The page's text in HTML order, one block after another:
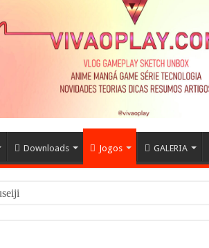
Downloads Jogos GALERIA
– DRAGON BA